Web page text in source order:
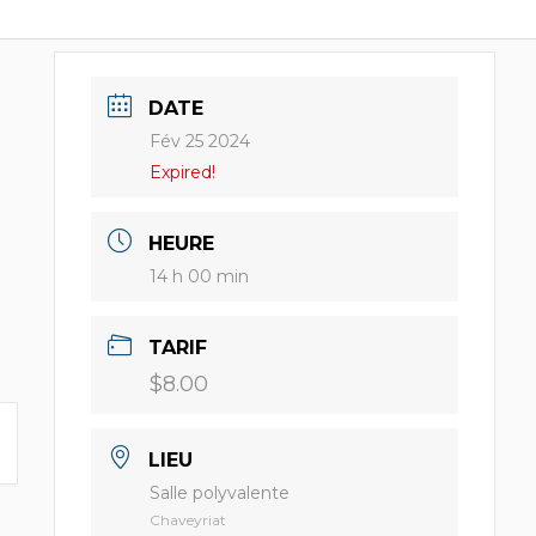
DATE
Fév 25 2024
Expired!
HEURE
14 h 00 min
TARIF
$8.00
LIEU
Salle polyvalente
Chaveyriat